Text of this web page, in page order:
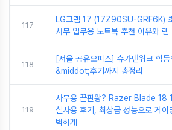
117
LG그램 17 (17Z90SU-GRF6K) 초
사무 업무용 노트북 추천 이유와 램
118
[서울 공유오피스] 슈가맨워크 학
&middot;후기까지 총정리
119
사무용 끝판왕? Razer Blade
실사용 후기, 최상급 성능으로 게
벽하게